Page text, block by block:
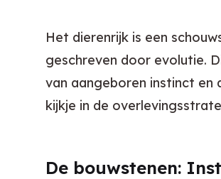
Het dierenrijk is een
geschreven door evolutie.
van aangeboren instinct en
kijkje in de
De bouwstenen: